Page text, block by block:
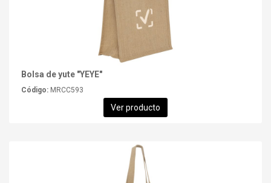
Bolsa de yute "YEYE"
Código: MRCC593
Ver producto